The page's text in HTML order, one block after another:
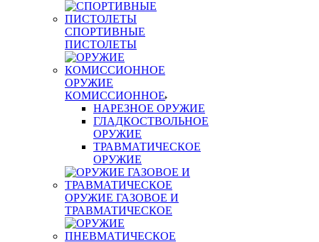
СПОРТИВНЫЕ
ПИСТОЛЕТЫ
ОРУЖИЕ
КОМИССИОННОЕ
НАРЕЗНОЕ ОРУЖИЕ
ГЛАДКОСТВОЛЬНОЕ
ОРУЖИЕ
ТРАВМАТИЧЕСКОЕ
ОРУЖИЕ
ОРУЖИЕ ГАЗОВОЕ И
ТРАВМАТИЧЕСКОЕ